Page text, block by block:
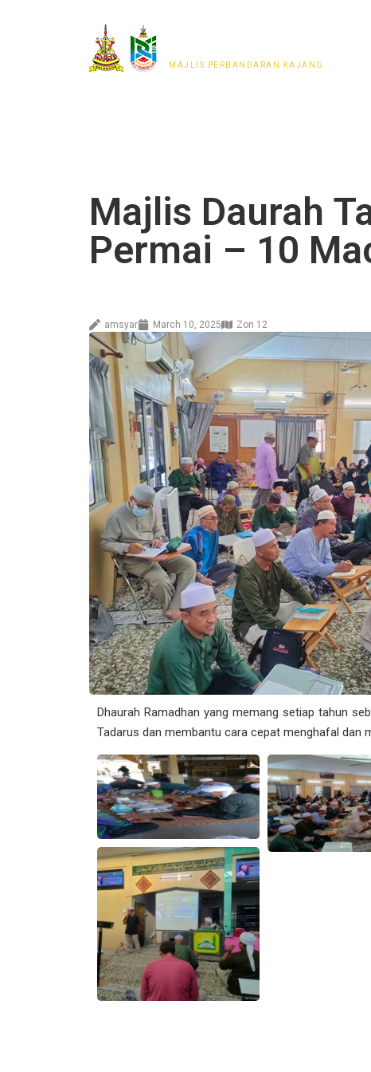
MAJLIS PERBANDARAN KAJANG
Majlis Daurah
Permai – 10
amsyar March 10, 2025 Zon 12
Dhaurah Ramadhan yang memang setiap tahun
Tadarus dan membantu cara cepat menghafal dan